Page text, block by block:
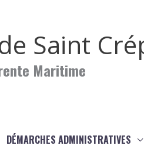
Saint
Maritime
DÉMARCHES ADMINISTRATIVES